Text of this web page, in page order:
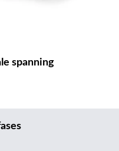
spanning